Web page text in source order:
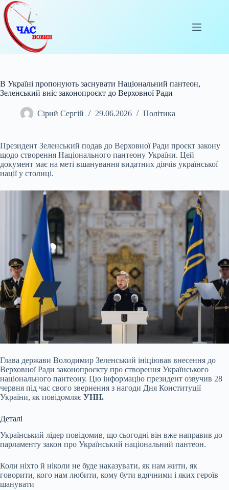
Перейти
до
вмісту
В Україні пропонують заснувати Національний пантеон,
Зеленський вніс законопроєкт до Верховної Ради
Сірий Сергій 29.06.2026 Політика
Президент Зеленський подав до Верховної Ради проєкт закону
щодо створення Національного пантеону України. Цей
документ має на меті вшанування видатних діячів української
нації у столиці.
Глава держави Володимир Зеленський ініціював внесення до
Верховної Ради законопроєкту про створення Українського
національного пантеону. Цю інформацію президент озвучив 28
червня під час свого звернення з нагоди Дня Конституції
України, як повідомляє УНН.
Деталі
Український лідер повідомив, що сьогодні він вже направив до
парламенту закон про Український національний пантеон.
Коли ніхто й ніколи не буде наказувати, як нам жити, як
говорити, кого нам любити, кому бути вдячними і яких героїв
шанувати